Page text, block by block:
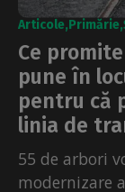
Articole Primărie
Ce
pune în
pentru că
linia de
55 de arbori
modernizare